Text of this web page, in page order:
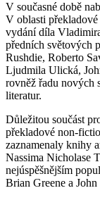
V současné době
V oblasti
vydání díla
předních světových
Rushdie, Roberto
Ljudmila Ulická,
rovněž řadu nových
literatur.
Důležitou součást
překladové non-
zaznamenaly knihy
Nassima Nicholase
nejúspěšnějším
Brian Greene a